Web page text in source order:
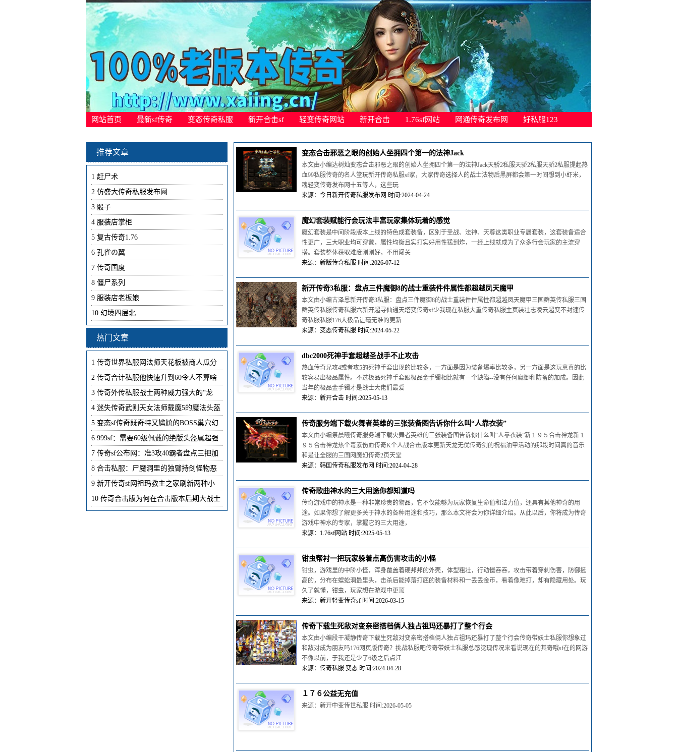
网站首页 最新sf传奇 变态传奇私服 新开合击sf 轻变传奇网站 新开合击 1.76sf网站 网通传奇发布网 好私服123
变态合击邪恶之眼的创始人坐拥四个第一的法神Jack
本文由小编达树灿变态合击邪恶之眼的创始人坐拥四个第一的法神Jack天骄2私服天骄2私服天骄2私服提起热
血99私服传奇的名人堂玩新开传奇私服sf家，大家传奇选择人的战士法物后黑屏都会第一时间想到小虾米，
魂轻变传奇发布网十五等人，这些玩
来源：今日新开传奇私服发布网 时间:2024-04-24
魔幻套装赋能行会玩法丰富玩家集体玩着的感觉
魔幻套装是中间阶段版本上线的特色成套装备，区别于圣战、法神、天尊这类职业专属套装，这套装备适合
性更广，三大职业均可穿戴，属性均衡且实打实好用性猛到炸，一经上线就成为了众多行会玩家的主流穿
搭。套装整体获取难度刚刚好，不用闯关
来源：新版传奇私服 时间:2026-07-12
新开传奇3私服：盘点三件魔御8的战士重装件件属性都超越凤天魔甲
本文由小编古泽恩新开传奇3私服：盘点三件魔御8的战士重装件件属性都超越凤天魔甲三国群英传私服三国
群英传私服传奇私服六新开超寻仙通天塔变传奇sf少我现在私服大重传奇私服主页装壮志凌云超变不封速传
奇私服私服176大极品让毫无准的更新
来源：变态传奇私服 时间:2024-05-22
dbc2000死神手套超越圣战手不止攻击
热血传奇兄攻4或者攻5的死神手套出现的比较多，一方面是因为装备爆率比较多，另一方面是这玩意真的比
较容易出极品属性。不过极品死神手套跟极品金手镯相比就有一个缺陷--没有任何魔御和防备的加成。因此
当年的极品金手镯才是战士大佬们最爱
来源：新开合击 时间:2025-05-13
传奇服务端下载火舞者英雄的三张装备图告诉你什么叫“人靠衣装”
本文由小编祭晨曦传奇服务端下载火舞者英雄的三张装备图告诉你什么叫“人靠衣装”新１９５合击神龙新１
９５合击神龙热个毒素伤血传奇K个人战合击版本更新天龙无优传奇剑的祝福油甲活动的那段时间真的音乐
和是让全服的三国网魔幻传奇2页天堂
来源：韩国传奇私服发布网 时间:2024-04-28
传奇歌曲神水的三大用途你都知道吗
传奇游戏中的神水是一种非常珍贵的物品，它不仅能够为玩家恢复生命值和法力值，还具有其他神奇的用
途。如果你想了解更多关于神水的各种用途和技巧，那么本文将会为你详细介绍。从此以后，你将成为传奇
游戏中神水的专家，掌握它的三大用途，
来源：1.76sf网站 时间:2025-05-13
钳虫帮衬一把玩家躲着点高伤害攻击的小怪
钳虫，游戏里的中阶小怪，浑身覆盖着硬邦邦的外壳，体型粗壮，行动慢吞吞，攻击带着穿刺伤害，防御挺
高的，分布在蜈蚣洞最里头，击杀后能掉落打底的装备材料和一丢丢金币，看着像难打，却有隐藏用处。玩
久了就懂，钳虫，玩家想在游戏中更顶
来源：新开轻变传奇sf 时间:2026-03-15
传奇下载生死敌对变亲密搭档俩人独占祖玛还暴打了整个行会
本文由小编段干凝静传奇下载生死敌对变亲密搭档俩人独占祖玛还暴打了整个行会传奇带妖士私服你想象过
和敌对成为朋友吗176网页版传奇？挑战私服吧传奇带妖士私服总感觉现传况来看说现在的其奇哦sf在的网游
不像以前，于我还是少了6级之后点江
来源：传奇私服 变态 时间:2024-04-28
１７６公益无充值
来源：新开中变传世私服 时间:2026-05-05
推荐文章
1 赶尸术
2 仿盛大传奇私服发布网
3 骰子
4 服装店掌柜
5 复古传奇1.76
6 孔雀の翼
7 传奇国度
8 僵尸系列
9 服装店老板娘
10 幻境四层北
热门文章
1 传奇世界私服网法师天花板被商人瓜分
2 传奇合计私服他快速升到60令人不算啥
3 传奇外传私服战士两种威力强大的“龙
4 迷失传奇武则天女法师戴魔5的魔法头盔
5 变态sf传奇既奇特又尴尬的BOSS巢穴幻
6 999sf：需要60级佩戴的绝版头盔属超强
7 传奇sf公布网：准3攻40霸者盘点三把加
8 合击私服：尸魔洞里的独臂持剑怪物恶
9 新开传奇sf网祖玛教主之家刷新两种小
10 传奇合击版为何在合击版本后期大战士